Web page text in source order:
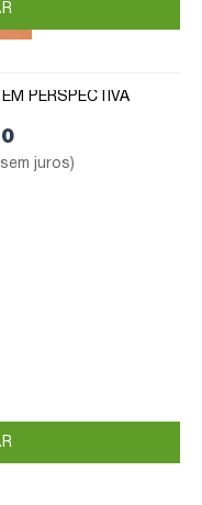
PERSPECTIVA
juros)